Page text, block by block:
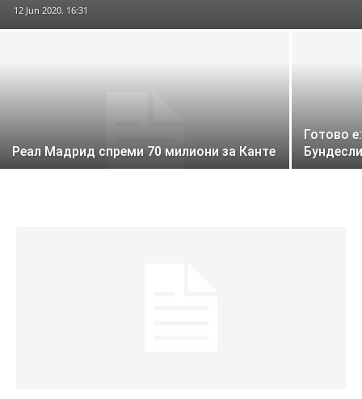
12 Jun 2020. 16:31
Реал Мадрид спреми 70 милиони за Канте
Готово